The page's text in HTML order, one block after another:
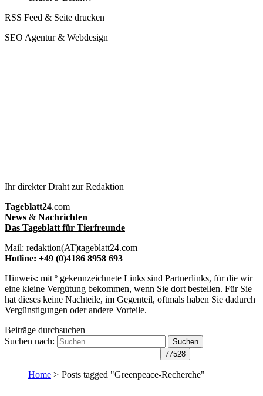
RSS Feed & Seite drucken
SEO Agentur & Webdesign
Ihr direkter Draht zur Redaktion
Tageblatt24.com
News & Nachrichten
Das Tageblatt für Tierfreunde
Mail: redaktion(AT)tageblatt24.com
Hotline: +49 (0)4186 8958 693
Hinweis: mit º gekennzeichnete Links sind Partnerlinks, für die wir
eine kleine Vergütung bekommen, wenn Sie dort bestellen. Für Sie
hat dieses keine Nachteile, im Gegenteil, oftmals haben Sie dadurch
Vergünstigungen oder andere Vorteile.
Beiträge durchsuchen
Suchen nach:
Home > Posts tagged "Greenpeace-Recherche"